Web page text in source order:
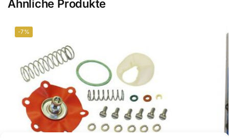
Ähnliche Produkte
-7%